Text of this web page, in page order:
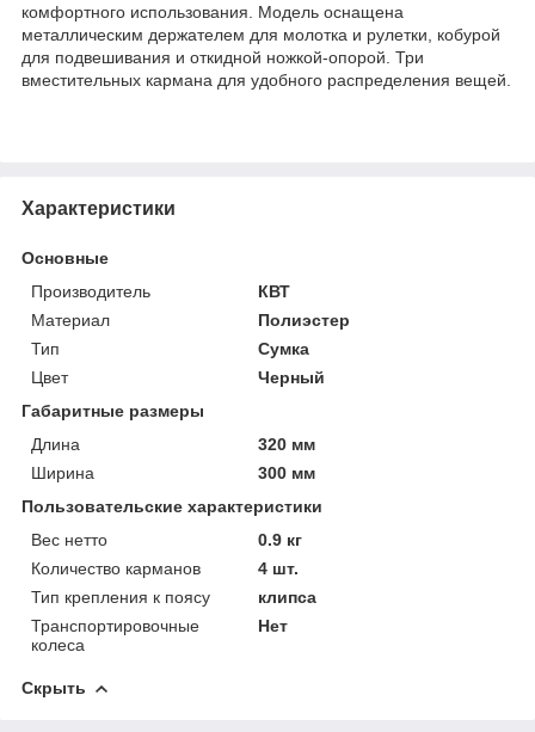
комфортного использования. Модель оснащена
металлическим держателем для молотка и рулетки, кобурой
для подвешивания и откидной ножкой-опорой. Три
вместительных кармана для удобного распределения вещей.
Характеристики
Основные
Производитель
КВТ
Материал
Полиэстер
Тип
Сумка
Цвет
Черный
Габаритные размеры
Длина
320 мм
Ширина
300 мм
Пользовательские характеристики
Вес нетто
0.9 кг
Количество карманов
4 шт.
Тип крепления к поясу
клипса
Транспортировочные
колеса
Нет
Скрыть